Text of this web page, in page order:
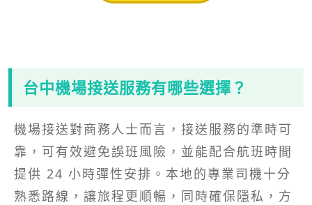
台中機場接送服務有哪些選擇？
機場接送對商務人士而言，接送服務的準時可
靠，可有效避免誤班風險，並能配合航班時間
提供 24 小時彈性安排。本地的專業司機十分
熟悉路線，讓旅程更順暢，同時確保隱私，方